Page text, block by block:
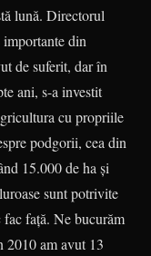
lună. Directorul
din
de suferit, dar în
ani, s-a investit
cu propriile
podgorii, cea din
15.000 de ha și
sunt potrivite
față. Ne bucurăm
am avut 13